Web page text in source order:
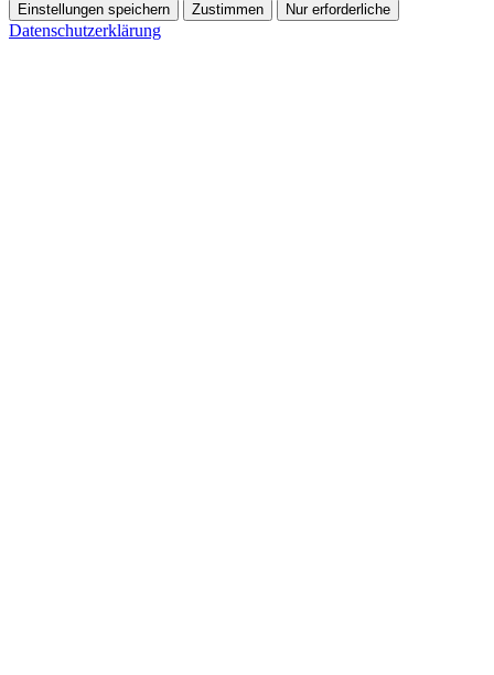
Einstellungen speichern Zustimmen Nur erforderliche
Datenschutzerklärung